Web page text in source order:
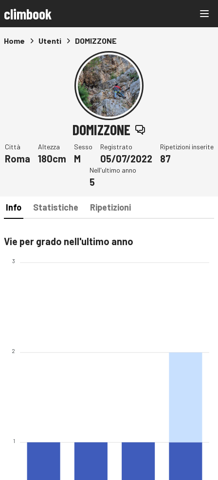
climbook
Home Utenti DOMIZZONE
DOMIZZONE
Città
Roma
Altezza
180cm
Sesso
M
Registrato
05/07/2022
Ripetizioni inserite
87
Nell'ultimo anno
5
Info Statistiche Ripetizioni
Vie per grado nell'ultimo anno
3
2
1